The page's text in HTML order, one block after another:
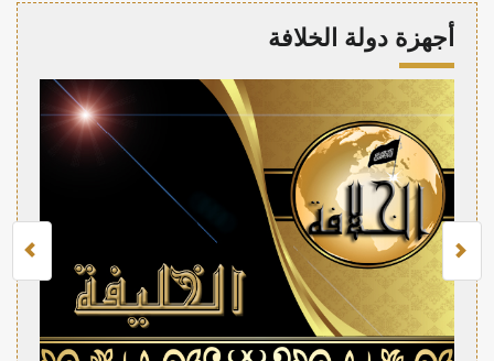
أجهزة دولة الخلافة